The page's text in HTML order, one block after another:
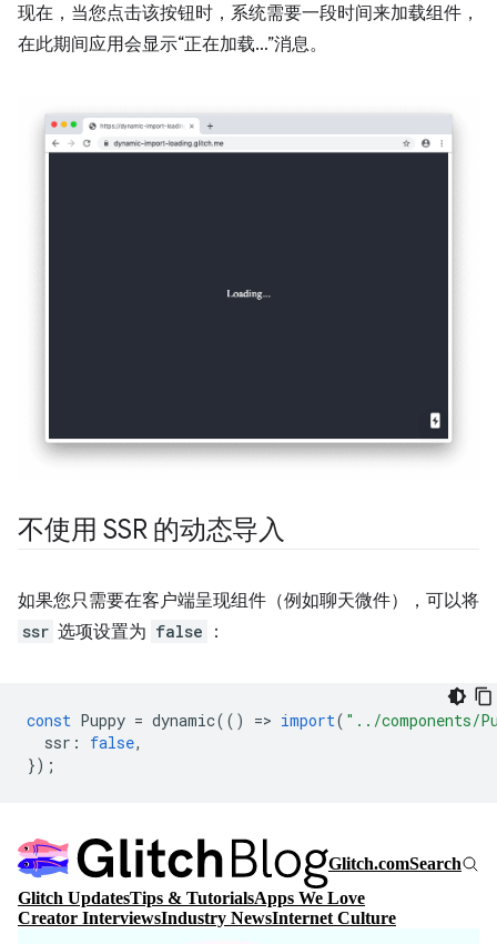
现在，当您点击该按钮时，系统需要一段时间来加载组件，
在此期间应用会显示“正在加载…”消息。
不使用 SSR 的动态导入
如果您只需要在客户端呈现组件（例如聊天微件），可以将
ssr 选项设置为 false ：
const Puppy = dynamic(() => import( "../components/
ssr : false,
});